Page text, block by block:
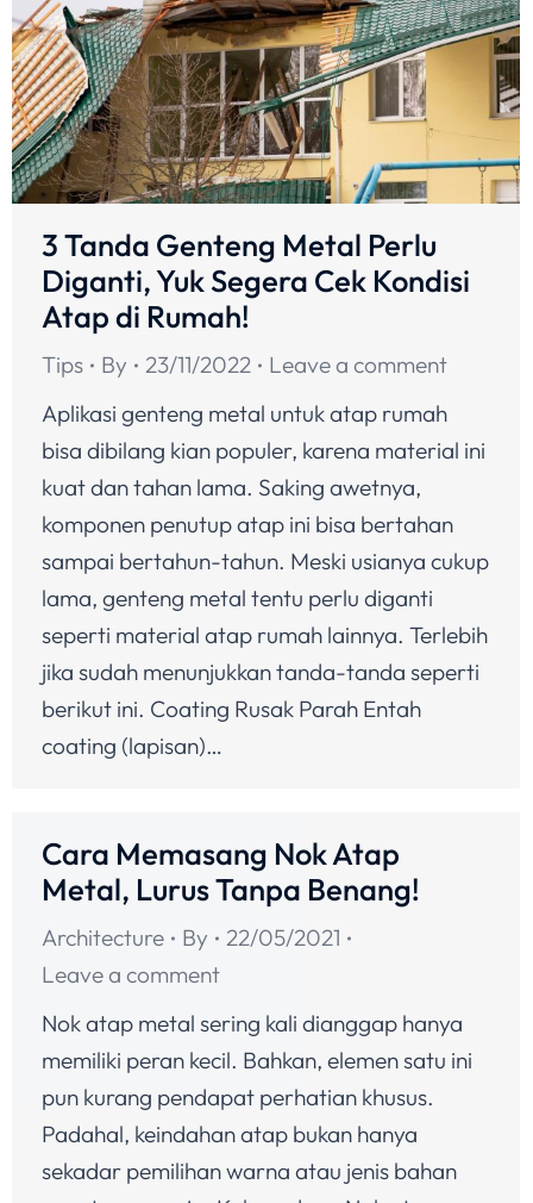
3 Tanda Genteng Metal Perlu
Diganti, Yuk Segera Cek Kondisi
Atap di Rumah!
Tips By 23/11/2022
Leave a comment
Aplikasi genteng metal untuk atap rumah
bisa dibilang kian populer, karena material ini
kuat dan tahan lama. Saking awetnya,
komponen penutup atap ini bisa bertahan
sampai bertahun-tahun. Meski usianya cukup
lama, genteng metal tentu perlu diganti
seperti material atap rumah lainnya. Terlebih
jika sudah menunjukkan tanda-tanda seperti
berikut ini. Coating Rusak Parah Entah
coating (lapisan)…
Cara Memasang Nok Atap
Metal, Lurus Tanpa Benang!
Architecture By
22/05/2021
Leave a comment
Nok atap metal sering kali dianggap hanya
memiliki peran kecil. Bahkan, elemen satu ini
pun kurang pendapat perhatian khusus.
Padahal, keindahan atap bukan hanya
sekadar pemilihan warna atau jenis bahan